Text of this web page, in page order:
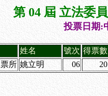
第 04 屆 立法委
投票日期:
姓名 號次 得票數
所 姚立明 06 20